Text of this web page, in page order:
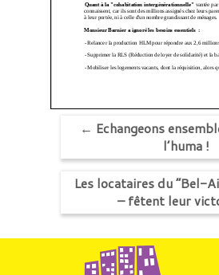
← Echangeons
l’huma !
Les locataires du “Bel-
– fêtent leur